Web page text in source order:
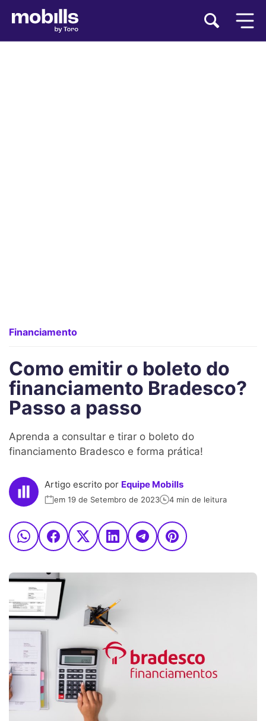
Financiamento
Como emitir o boleto do
financiamento Bradesco?
Passo a passo
Aprenda a consultar e tirar o boleto do
financiamento Bradesco e forma prática!
Artigo escrito por Equipe Mobills
em 19 de Setembro de 2023 4 min de leitura